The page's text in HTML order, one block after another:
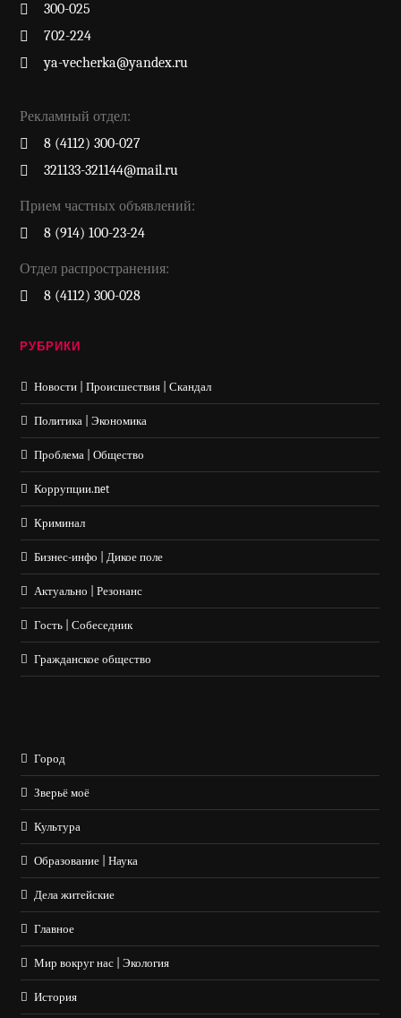
300-025
702-224
ya-vecherka@yandex.ru
Рекламный отдел:
8 (4112) 300-027
321133-321144@mail.ru
Прием частных объявлений:
8 (914) 100-23-24
Отдел распространения:
8 (4112) 300-028
РУБРИКИ
Новости | Происшествия | Скандал
Политика | Экономика
Проблема | Общество
Коррупции.net
Криминал
Бизнес-инфо | Дикое поле
Актуально | Резонанс
Гость | Собеседник
Гражданское общество
Город
Зверьё моё
Культура
Образование | Наука
Дела житейские
Главное
Мир вокруг нас | Экология
История